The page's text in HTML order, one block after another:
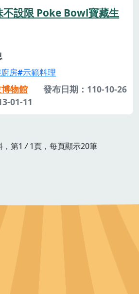
不設限 Poke Bowl寶藏生
房 示範料理
物館
發布日期：110-10-26
01-11
第1 /1頁，每頁顯示20筆